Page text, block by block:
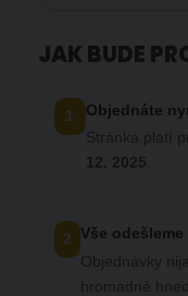
JAK BUDE
1
Objednáte
Stránka platí
12. 2025
2 Vše
Objednávky
hromadně